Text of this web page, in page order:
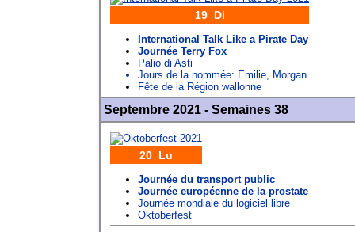
19 Di
International Talk Like a Pirate Day
Journée Terry Fox
Palio di Asti
Jours de la nommée: Emilie Morgan
Fête de la Région wallonne
Septembre 2021 - Semaines 38
20 Lu
Journée du transport public
Journée européenne de la prostate
Journée mondiale du logiciel libre
Oktoberfest